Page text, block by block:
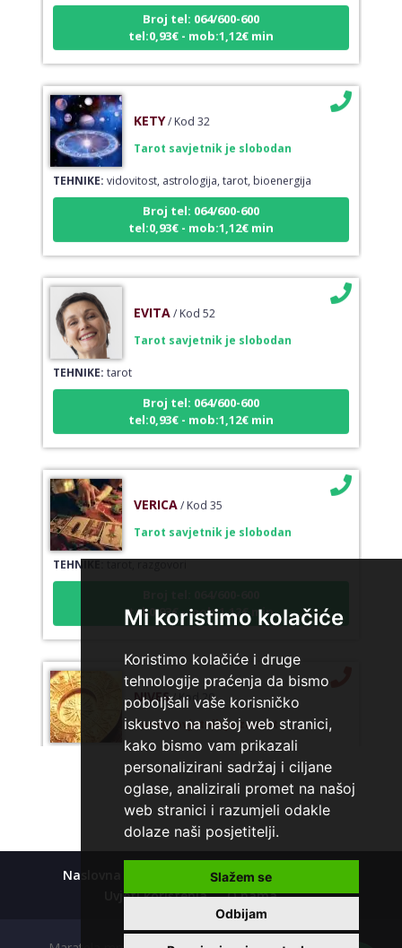
Mi koristimo kolačiće
Koristimo kolačiće i druge
tehnologije praćenja da bismo
poboljšali vaše korisničko
iskustvo na našoj web stranici,
kako bismo vam prikazali
personalizirani sadržaj i ciljane
oglase, analizirali promet na našoj
web stranici i razumjeli odakle
dolaze naši posjetitelji.
Slažem se
Odbijam
Broj tel: 064/600-600
tel:0,93€ - mob:1,12€ min
/ Kod 32
Tarot savjetnik je slobodan
TEHNIKE:vidovitost, astrologija, tarot, bioenergija
Broj tel: 064/600-600
tel:0,93€ - mob:1,12€ min
/ Kod 52
Tarot savjetnik je slobodan
TEHNIKE:tarot
Broj tel: 064/600-600
tel:0,93€ - mob:1,12€ min
/ Kod 35
Tarot savjetnik je slobodan
TEHNIKE:tarot, razgovori
NIVES/ Kod 20
Tarot savjetnik je zauzet
TEHNIKE: astrologija, sudbinske karte, tarot
Broj tel: 064/600-600
tel:0,93€ - mob:1,12€ min
VESNA BURCSA/ Kod 55
Tarot savjetnik je slobodan
Naslovna
Polica privatnosti
Uvjeti korištenja
O nama